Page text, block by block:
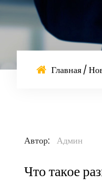
Главная/
Автор: Админ
Что такое